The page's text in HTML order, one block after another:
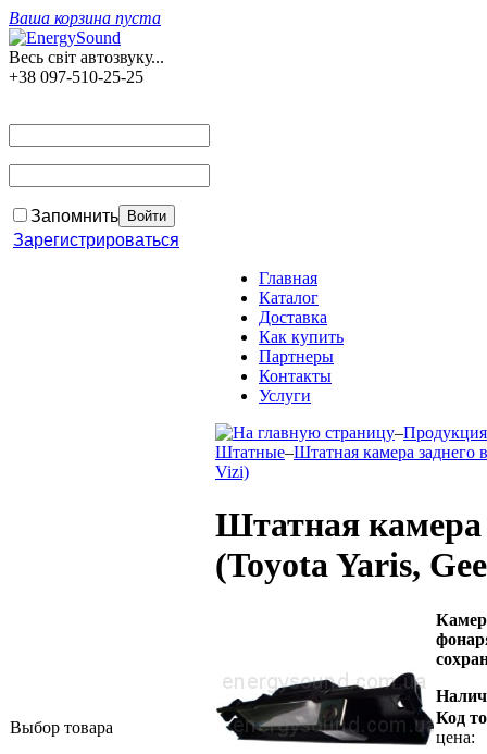
Ваша корзина пуста
Весь світ автозвуку...
+38 097-510-25-25
Запомнить
Зарегистрироваться
Выбор товара
Главная
Каталог
Доставка
Как купить
Партнеры
Контакты
Услуги
–Продукция
Штатные–Штатная камера заднего
Vizi)
Штатная камера
(Toyota Yaris,
Код
цена: